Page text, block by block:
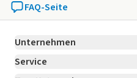
FAQ-Seite
Unternehmen
Über LeasingMarkt.de
Service